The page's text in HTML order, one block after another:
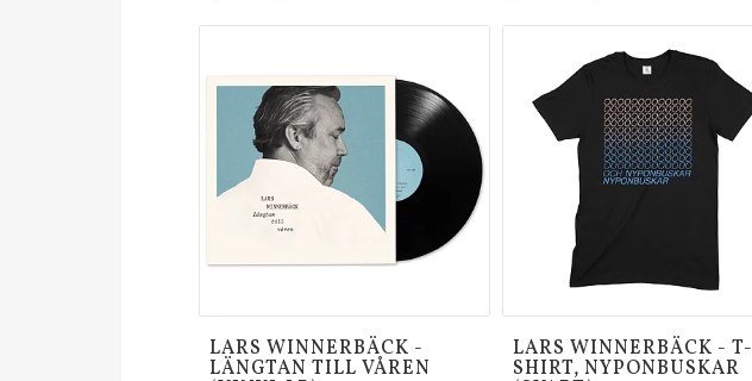
LARS WINNERBÄCK -
LÄNGTAN TILL VÅREN
LARS WINNERBÄCK - T-
SHIRT, NYPONBUSKAR